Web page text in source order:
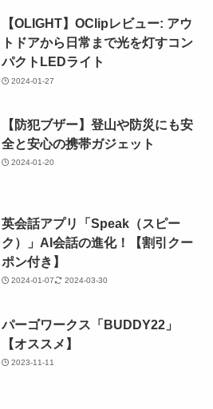
【OLIGHT】OClipレビュー: アウ
トドアから日常まで光を灯すコン
パクトLEDライト
2024-01-27
【防犯ブザー】登山や防災にも安
全と安心の携帯ガジェット
2024-01-20
英会話アプリ「Speak（スピー
ク）」AI会話の進化！【割引クー
ポン付き】
2024-01-07 2024-03-30
パーゴワークス「BUDDY22」
【オススメ】
2023-11-11